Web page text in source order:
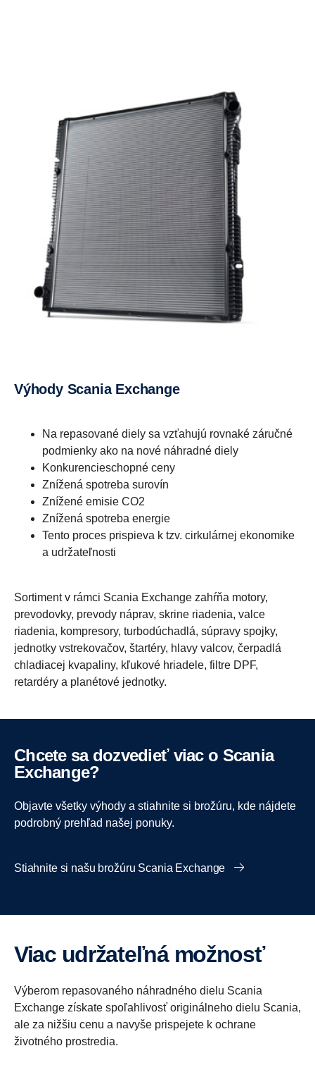
Výhody Scania Exchange
Na repasované diely sa vzťahujú rovnaké záručné
podmienky ako na nové náhradné diely
Konkurencieschopné ceny
Znížená spotreba surovín
Znížené emisie CO2
Znížená spotreba energie
Tento proces prispieva k tzv. cirkulárnej ekonomike
a udržateľnosti
Sortiment v rámci Scania Exchange zahŕňa motory,
prevodovky, prevody náprav, skrine riadenia, valce
riadenia, kompresory, turbodúchadlá, súpravy spojky,
jednotky vstrekovačov, štartéry, hlavy valcov, čerpadlá
chladiacej kvapaliny, kľukové hriadele, filtre DPF,
retardéry a planétové jednotky.
Chcete sa dozvedieť viac o Scania
Exchange?
Objavte všetky výhody a stiahnite si brožúru, kde nájdete
podrobný prehľad našej ponuky.
Stiahnite si našu brožúru Scania Exchange
Viac udržateľná možnosť
Výberom repasovaného náhradného dielu Scania
Exchange získate spoľahlivosť originálneho dielu Scania,
ale za nižšiu cenu a navyše prispejete k ochrane
životného prostredia.